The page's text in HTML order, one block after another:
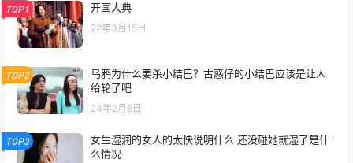
TOP1 开国大典
22年3月15日
TOP2
乌鸦为什么要杀小结巴？古惑仔的小结巴应该是让人
给轮了吧
24年2月6日
TOP3
女生湿润的女人的太快说明什么 还没碰她就湿了是什
么情况